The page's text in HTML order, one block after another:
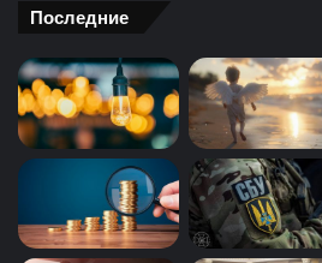
Последние